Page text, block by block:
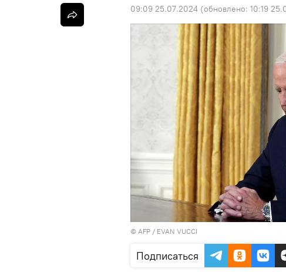
09:09 25.07.2024 (обновлено: 10:19
© AFP / EVAN VUCCI
Подписаться